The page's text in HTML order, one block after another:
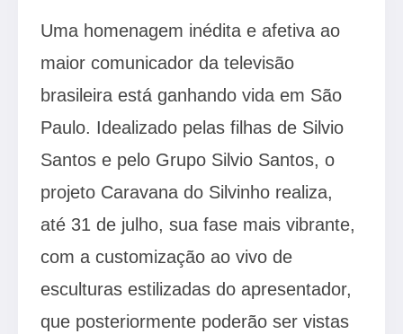
Uma homenagem inédita e afetiva ao
maior comunicador da televisão
brasileira está ganhando vida em São
Paulo. Idealizado pelas filhas de Silvio
Santos e pelo Grupo Silvio Santos, o
projeto Caravana do Silvinho realiza,
até 31 de julho, sua fase mais vibrante,
com a customização ao vivo de
esculturas estilizadas do apresentador,
que posteriormente poderão ser vistas